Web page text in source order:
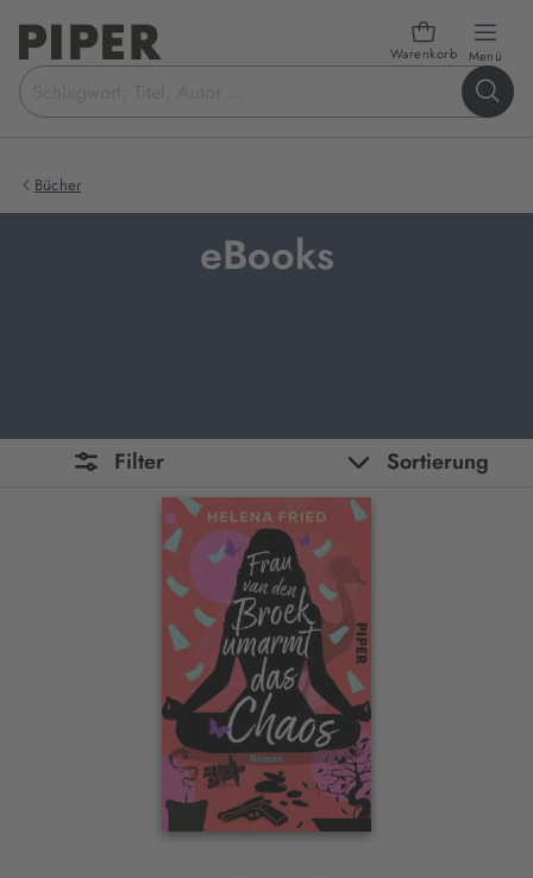
Warenkorb Menü
Suchbegriff
eingeben
Bücher
eBooks
Filter Sortierung